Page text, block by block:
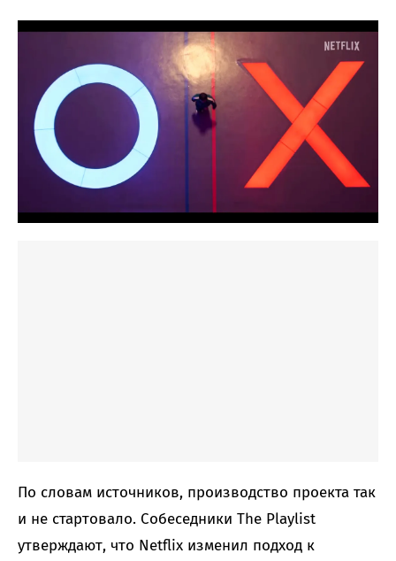
По словам источников, производство проекта так
и не стартовало. Собеседники The Playlist
утверждают, что Netflix изменил подход к